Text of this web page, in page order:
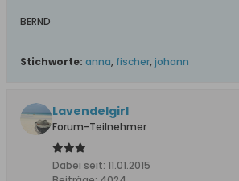
BERND
Stichworte: anna, fischer, johann
Lavendelgirl
Forum-Teilnehmer
Dabei seit: 11.01.2015